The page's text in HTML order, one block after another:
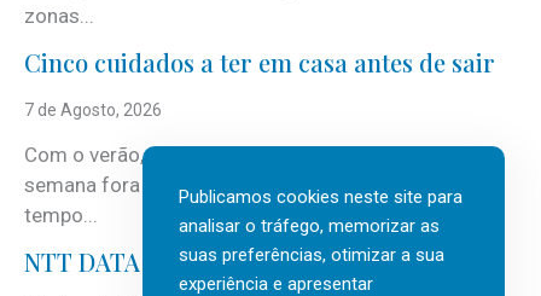
zonas...
Cinco cuidados a ter em casa antes de sair
7 de Agosto, 2026
Com o verão, chegam também as férias, os fins-de-
semana fora e os dias em que a casa fica mais
tempo...
NTT DATA Insurtech Global Outlook 2026
Publicamos cookies neste site para
analisar o tráfego, memorizar as
suas preferências, otimizar a sua
experiência e apresentar